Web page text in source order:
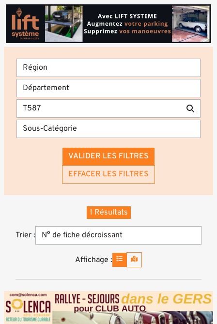
VALIDER LES FILTRES
EFFACER LES FILTRES
Trier :
1 Résultats
Affichage :